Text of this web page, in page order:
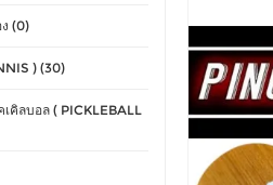
(0)
) (30)
คิลบอล ( PICKLEBALL